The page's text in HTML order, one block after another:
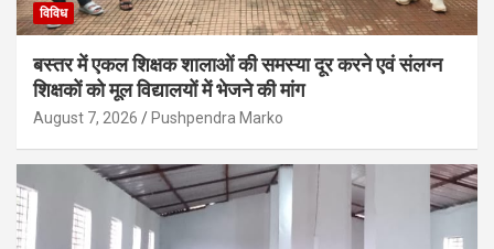
विविध
बस्तर में एकल शिक्षक शालाओं की समस्या दूर करने एवं संलग्न
शिक्षकों को मूल विद्यालयों में भेजने की मांग
August 7, 2026 Pushpendra Marko